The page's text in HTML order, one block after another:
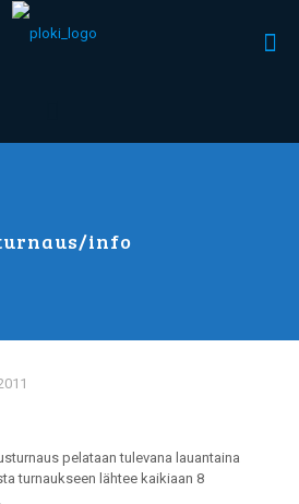
info
pelataan tulevana lauantaina
turnaukseen lähtee kaikiaan 8